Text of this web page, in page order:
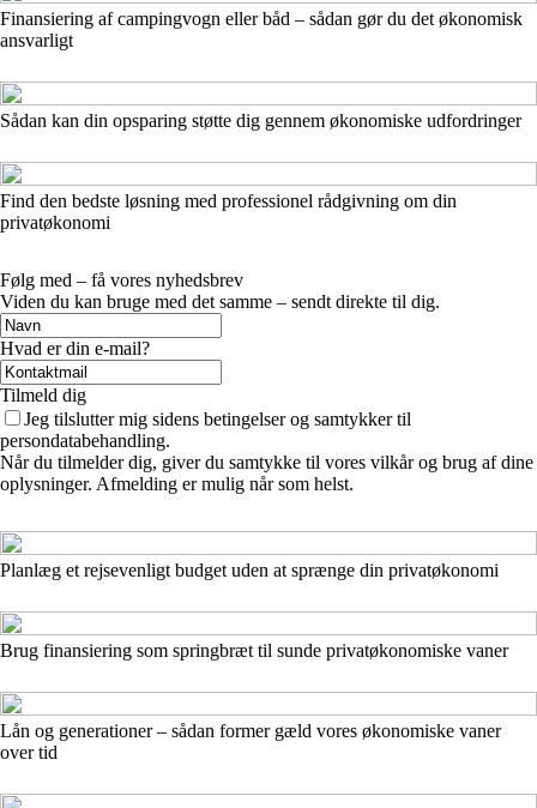
Finansiering af campingvogn eller båd – sådan gør du det økonomisk
ansvarligt
Sådan kan din opsparing støtte dig gennem økonomiske udfordringer
Find den bedste løsning med professionel rådgivning om din
privatøkonomi
Følg med – få vores nyhedsbrev
Viden du kan bruge med det samme – sendt direkte til dig.
Hvad er din e-mail?
Tilmeld dig
Jeg tilslutter mig sidens betingelser og samtykker til
persondatabehandling.
Når du tilmelder dig, giver du samtykke til vores vilkår og brug af dine
oplysninger. Afmelding er mulig når som helst.
Planlæg et rejsevenligt budget uden at sprænge din privatøkonomi
Brug finansiering som springbræt til sunde privatøkonomiske vaner
Lån og generationer – sådan former gæld vores økonomiske vaner
over tid